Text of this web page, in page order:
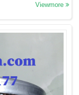
Viewmore